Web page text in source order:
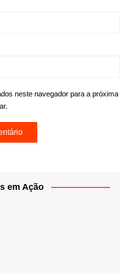
neste navegador para a próxima
em Ação